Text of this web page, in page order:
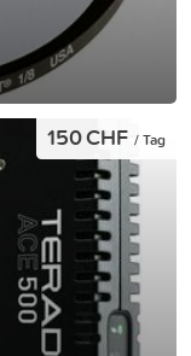
150 CHF / Tag